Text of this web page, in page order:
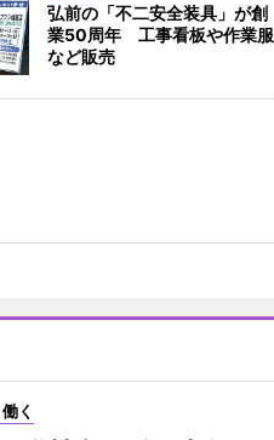
弘前の「不二安全装具」が創
業50周年 工事看板や作業服
など販売
く